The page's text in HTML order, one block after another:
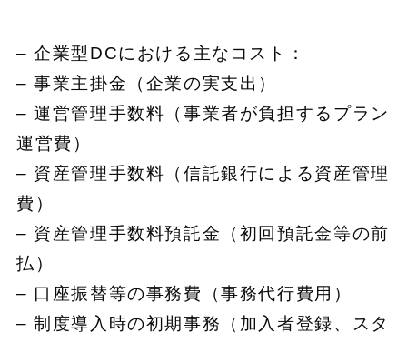
– 企業型DCにおける主なコスト：
– 事業主掛金（企業の実支出）
– 運営管理手数料（事業者が負担するプラン
運営費）
– 資産管理手数料（信託銀行による資産管理
費）
– 資産管理手数料預託金（初回預託金等の前
払）
– 口座振替等の事務費（事務代行費用）
– 制度導入時の初期事務（加入者登録、スタ